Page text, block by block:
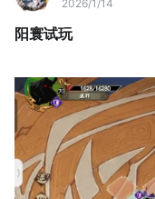
2026/1/14
阳寰试玩